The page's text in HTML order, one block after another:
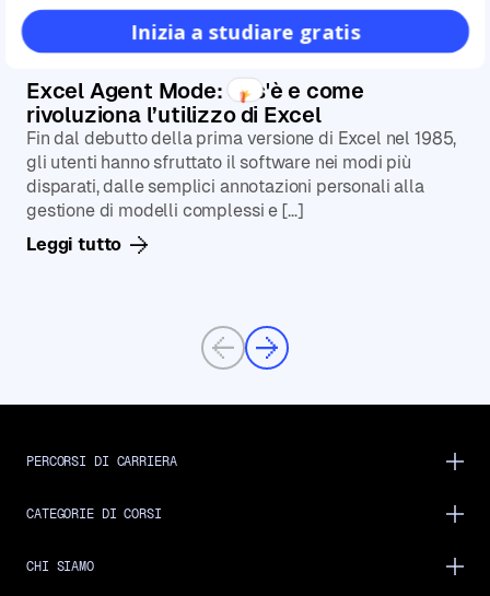
Excel Agent Mode: cos'è e come
rivoluziona l’utilizzo di Excel
Fin dal debutto della prima versione di Excel nel 1985,
gli utenti hanno sfruttato il software nei modi più
disparati, dalle semplici annotazioni personali alla
gestione di modelli complessi e […]
Leggi tutto
Previous
Next
PERCORSI DI CARRIERA
CATEGORIE DI CORSI
CHI SIAMO
Inizia a studiare gratis